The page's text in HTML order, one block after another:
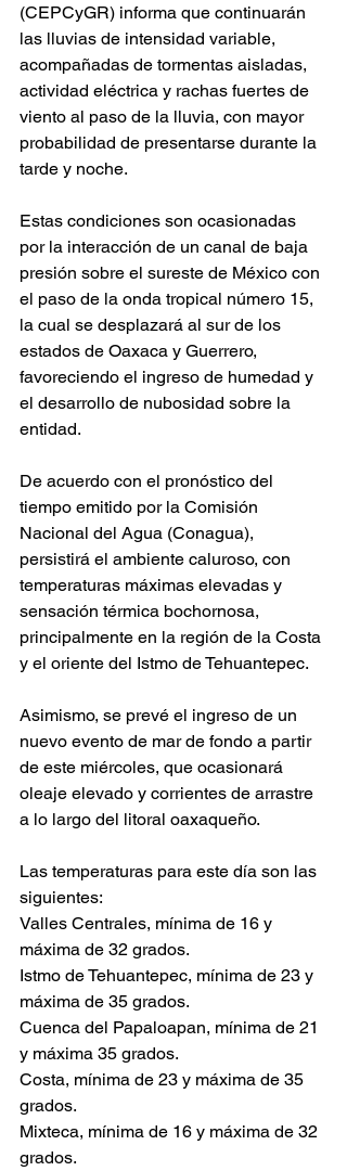
(CEPCyGR) informa que continuarán
las lluvias de intensidad variable,
acompañadas de tormentas aisladas,
actividad eléctrica y rachas fuertes de
viento al paso de la lluvia, con mayor
probabilidad de presentarse durante la
tarde y noche.
Estas condiciones son ocasionadas
por la interacción de un canal de baja
presión sobre el sureste de México con
el paso de la onda tropical número 15,
la cual se desplazará al sur de los
estados de Oaxaca y Guerrero,
favoreciendo el ingreso de humedad y
el desarrollo de nubosidad sobre la
entidad.
De acuerdo con el pronóstico del
tiempo emitido por la Comisión
Nacional del Agua (Conagua),
persistirá el ambiente caluroso, con
temperaturas máximas elevadas y
sensación térmica bochornosa,
principalmente en la región de la Costa
y el oriente del Istmo de Tehuantepec.
Asimismo, se prevé el ingreso de un
nuevo evento de mar de fondo a partir
de este miércoles, que ocasionará
oleaje elevado y corrientes de arrastre
a lo largo del litoral oaxaqueño.
Las temperaturas para este día son las
siguientes:
Valles Centrales, mínima de 16 y
máxima de 32 grados.
Istmo de Tehuantepec, mínima de 23 y
máxima de 35 grados.
Cuenca del Papaloapan, mínima de 21
y máxima 35 grados.
Costa, mínima de 23 y máxima de 35
grados.
Mixteca, mínima de 16 y máxima de 32
grados.